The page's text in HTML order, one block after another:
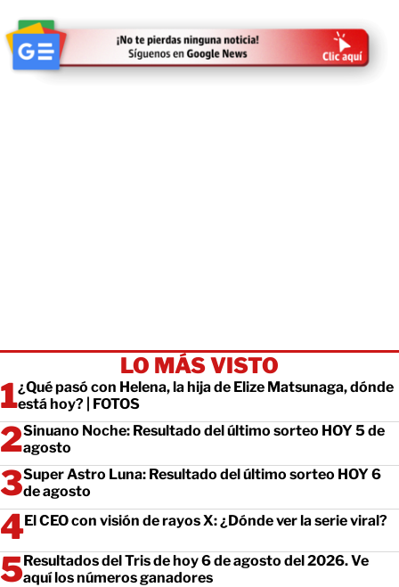
LO MÁS VISTO
¿Qué pasó con Helena, la hija de Elize Matsunaga, dónde
está hoy? | FOTOS
Sinuano Noche: Resultado del último sorteo HOY 5 de
agosto
Super Astro Luna: Resultado del último sorteo HOY 6
de agosto
El CEO con visión de rayos X: ¿Dónde ver la serie viral?
Resultados del Tris de hoy 6 de agosto del 2026. Ve
aquí los números ganadores